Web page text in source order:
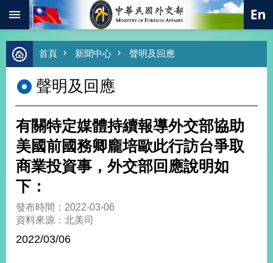
跳到主要內容區塊
進
階
尋
熱
總
合
外
交
價
值
首頁 新聞中心 聲明及回應
聲明及回應
有關特定媒體持續報導外交部協助
美國前國務卿龐培歐此行訪台爭取
商業投資事，外交部回應說明如
下：
發布時間：2022-03-06
資料來源：北美司
2022/03/06